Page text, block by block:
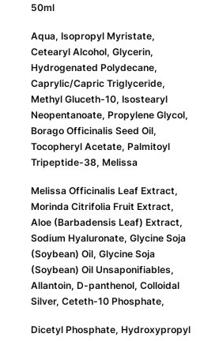
50ml
Aqua, Isopropyl Myristate,
Cetearyl Alcohol, Glycerin,
Hydrogenated Polydecane,
Caprylic/Capric Triglyceride,
Methyl Gluceth-10, Isostearyl
Neopentanoate, Propylene Glycol,
Borago Officinalis Seed Oil,
Tocopheryl Acetate, Palmitoyl
Tripeptide-38, Melissa
Melissa Officinalis Leaf Extract,
Morinda Citrifolia Fruit Extract,
Aloe (Barbadensis Leaf) Extract,
Sodium Hyaluronate, Glycine Soja
(Soybean) Oil, Glycine Soja
(Soybean) Oil Unsaponifiables,
Allantoin, D-panthenol, Colloidal
Silver, Ceteth-10 Phosphate,
Dicetyl Phosphate, Hydroxypropyl